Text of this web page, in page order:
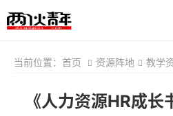
当前位置： 首页 资源阵地 教学
《人力资源HR成